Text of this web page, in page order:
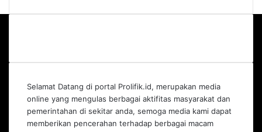
Selamat Datang di portal Prolifik.id, merupakan media
online yang mengulas berbagai aktifitas masyarakat dan
pemerintahan di sekitar anda, semoga media kami dapat
memberikan pencerahan terhadap berbagai macam